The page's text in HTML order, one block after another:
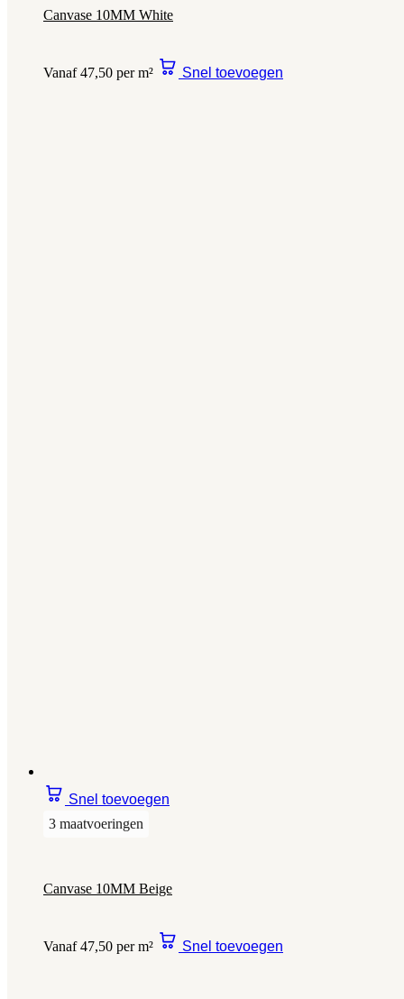
Canvase 10MM White
Vanaf 47,50 per m² Snel toevoegen
Snel toevoegen
3 maatvoeringen
Canvase 10MM Beige
Vanaf 47,50 per m² Snel toevoegen